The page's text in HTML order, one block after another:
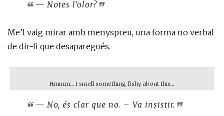
— Notes l’olor?
Me’l vaig mirar amb menyspreu, una forma no verbal
de dir-li que desaparegués.
Hmmm… I smell something fishy about this…
— No, és clar que no. – Va insistir.